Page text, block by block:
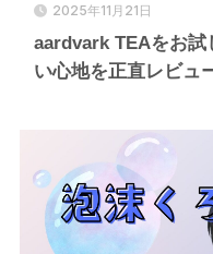
2025年11月21日
aardvark TEAをお試
い心地を正直レビュ